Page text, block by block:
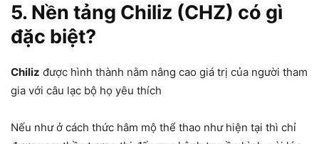
5. Nền tảng Chiliz (CHZ) có gì
đặc biệt?
Chiliz được hình thành nằm nâng cao giá trị của người tham
gia với câu lạc bộ họ yêu thích
Nếu như ở cách thức hâm mộ thể thao như hiện tại thì chỉ